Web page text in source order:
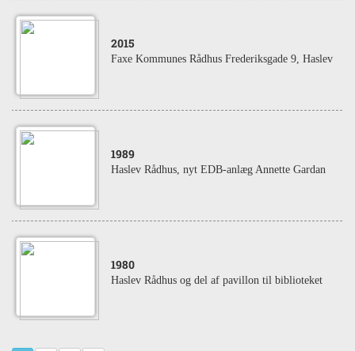
2015
Faxe Kommunes Rådhus Frederiksgade 9, Haslev
1989
Haslev Rådhus, nyt EDB-anlæg Annette Gardan
1980
Haslev Rådhus og del af pavillon til biblioteket